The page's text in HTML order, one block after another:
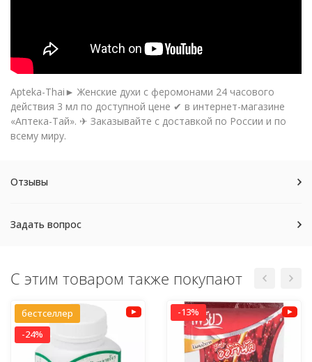
Apteka-Thai► Женские духи с феромонами 24 часового
действия 3 мл по доступной цене ✔ в интернет-магазине
«Аптека-Тай». ✈ Заказывайте с доставкой по России и по
всему миру.
Отзывы
Задать вопрос
С этим товаром также покупают
бестселлер
-24%
-13%